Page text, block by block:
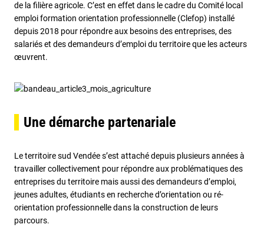
de la filière agricole. C’est en effet dans le cadre du Comité local
emploi formation orientation professionnelle (Clefop) installé
depuis 2018 pour répondre aux besoins des entreprises, des
salariés et des demandeurs d’emploi du territoire que les acteurs
œuvrent.
Une démarche partenariale
Le territoire sud Vendée s’est attaché depuis plusieurs années à
travailler collectivement pour répondre aux problématiques des
entreprises du territoire mais aussi des demandeurs d’emploi,
jeunes adultes, étudiants en recherche d’orientation ou ré-
orientation professionnelle dans la construction de leurs
parcours.